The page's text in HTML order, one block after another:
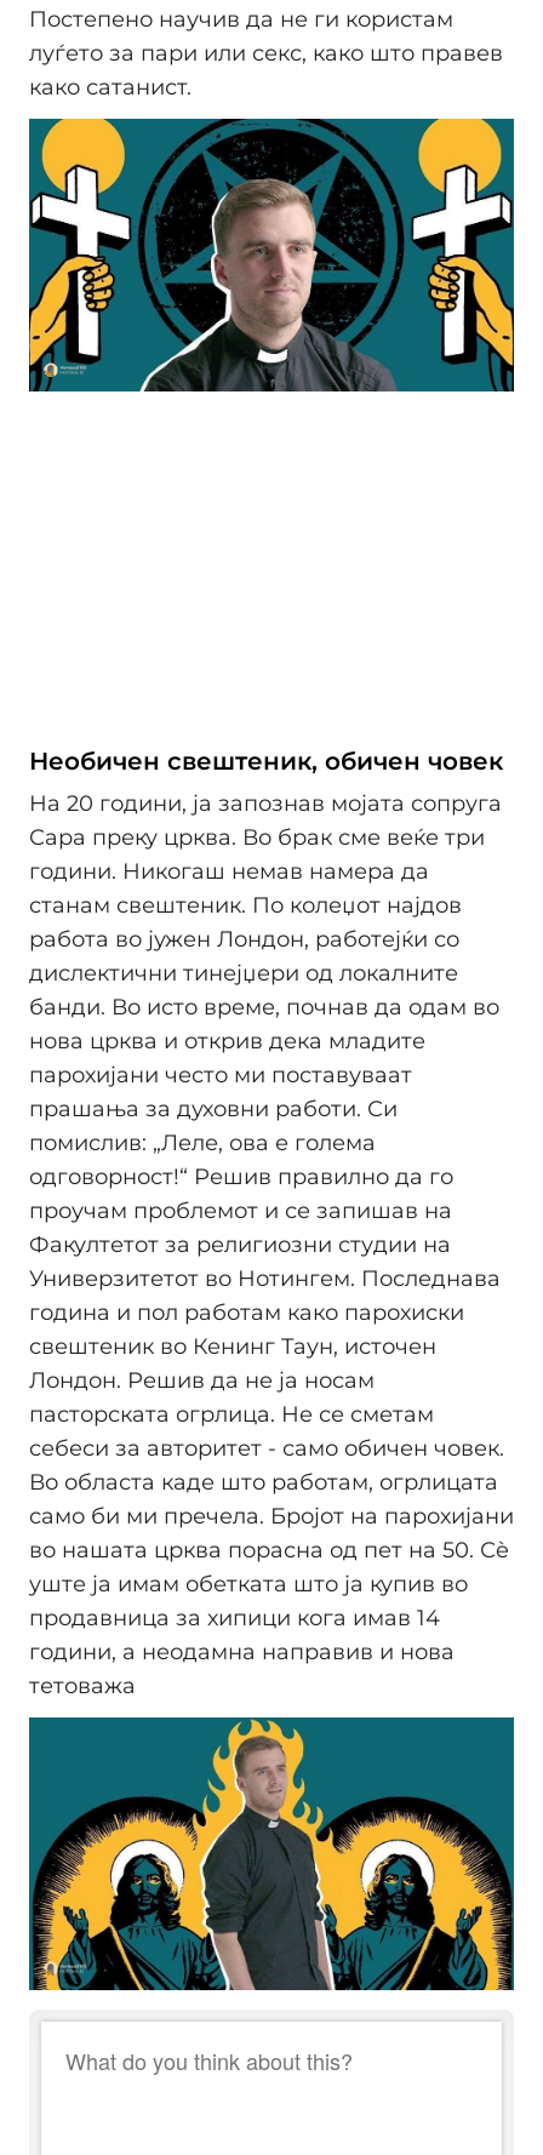
Постепено научив да не ги користам
луѓето за пари или секс, како што правев
како сатанист.
Необичен свештеник, обичен човек
На 20 години, ја запознав мојата сопруга
Сара преку црква. Во брак сме веќе три
години. Никогаш немав намера да
станам свештеник. По колеџот најдов
работа во јужен Лондон, работејќи со
дислектични тинејџери од локалните
банди. Во исто време, почнав да одам во
нова црква и открив дека младите
парохијани често ми поставуваат
прашања за духовни работи. Си
помислив: „Леле, ова е голема
одговорност!“ Решив правилно да го
проучам проблемот и се запишав на
Факултетот за религиозни студии на
Универзитетот во Нотингем. Последнава
година и пол работам како парохиски
свештеник во Кенинг Таун, источен
Лондон. Решив да не ја носам
пасторската огрлица. Не се сметам
себеси за авторитет - само обичен човек.
Во областа каде што работам, огрлицата
само би ми пречела. Бројот на парохијани
во нашата црква порасна од пет на 50. Сè
уште ја имам обетката што ја купив во
продавница за хипици кога имав 14
години, а неодамна направив и нова
тетоважа